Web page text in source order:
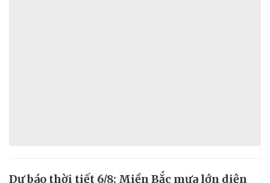
Dự báo thời tiết 6/8: Miền Bắc mưa lớn diện